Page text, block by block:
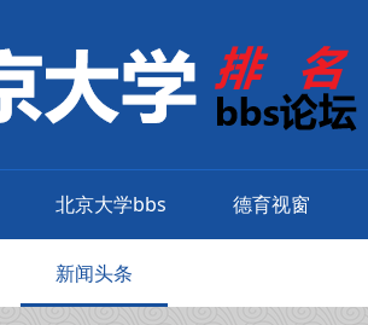
北京大学bbs 德育视窗
新闻头条